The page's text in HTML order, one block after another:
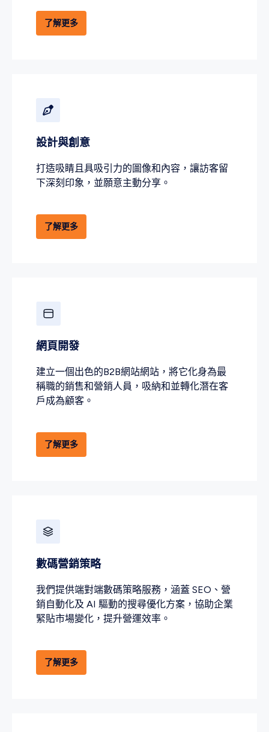
了解更多
設計與創意
打造吸睛且具吸引力的圖像和內容，讓訪客留
下深刻印象，並願意主動分享。
了解更多
網頁開發
建立一個出色的B2B網站網站，將它化身為最
稱職的銷售和營銷人員，吸納和並轉化潛在客
戶成為顧客。
了解更多
數碼營銷策略
我們提供端對端數碼策略服務，涵蓋 SEO、營
銷自動化及 AI 驅動的搜尋優化方案，協助企業
緊貼市場變化，提升營運效率。
了解更多